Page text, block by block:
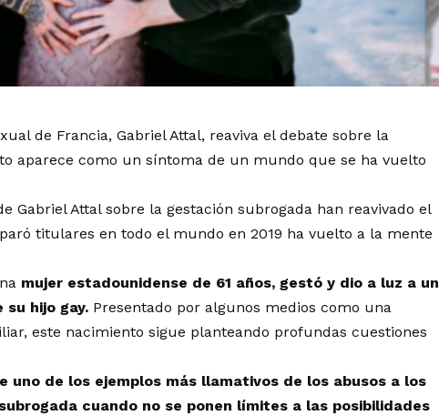
de Francia, Gabriel Attal, reaviva el debate sobre la
aparece como un síntoma de un mundo que se ha vuelto
Gabriel Attal sobre la gestación subrogada han reavivado el
titulares en todo el mundo en 2019 ha vuelto a la mente
mujer estadounidense de 61 años, gestó y dio a luz a un
su hijo gay. Presentado por algunos medios como una
este nacimiento sigue planteando profundas cuestiones
uno de los ejemplos más llamativos de los abusos a los
cuando no se ponen límites a las posibilidades